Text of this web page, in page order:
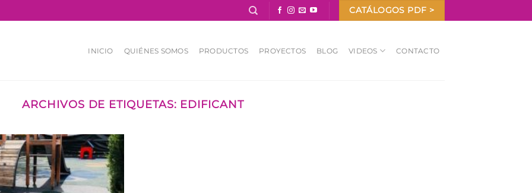
CATÁLOGOS PDF >
INICIO QUIÉNES SOMOS PRODUCTOS PROYECTOS BLOG VIDEOS CONTACTO
ARCHIVOS DE ETIQUETAS: EDIFICANT